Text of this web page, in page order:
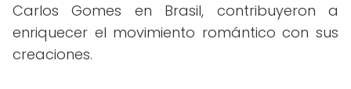
Carlos Gomes en Brasil, contribuyeron a
enriquecer el movimiento romántico con sus
creaciones.